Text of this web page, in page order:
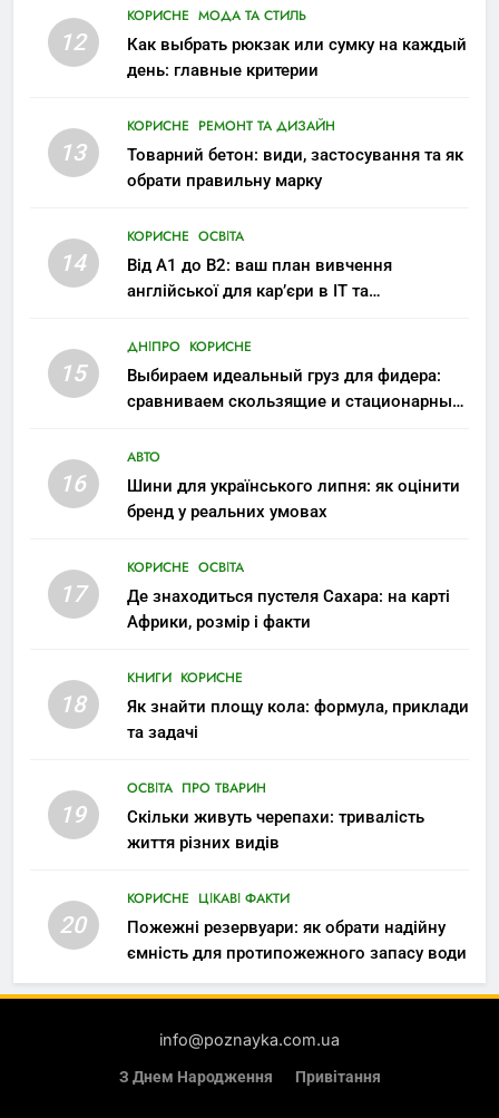
12
КОРИСНЕ МОДА ТА СТИЛЬ
Как выбрать рюкзак или сумку на каждый
день: главные критерии
13
КОРИСНЕ РЕМОНТ ТА ДИЗАЙН
Товарний бетон: види, застосування та як
обрати правильну марку
14
КОРИСНЕ ОСВІТА
Від A1 до B2: ваш план вивчення
англійської для кар’єри в IT та
15
ДНІПРО КОРИСНЕ
Выбираем идеальный груз для фидера:
сравниваем скользящие и стационарные
16
АВТО
Шини для українського липня: як оцінити
бренд у реальних умовах
17
КОРИСНЕ ОСВІТА
Де знаходиться пустеля Сахара: на карті
Африки, розмір і факти
18
КНИГИ КОРИСНЕ
Як знайти площу кола: формула, приклади
та задачі
19
ОСВІТА ПРО ТВАРИН
Скільки живуть черепахи: тривалість
життя різних видів
20
КОРИСНЕ ЦІКАВІ ФАКТИ
Пожежні резервуари: як обрати надійну
ємність для протипожежного запасу води
info@poznayka.com.ua
З Днем Народження
Привітання